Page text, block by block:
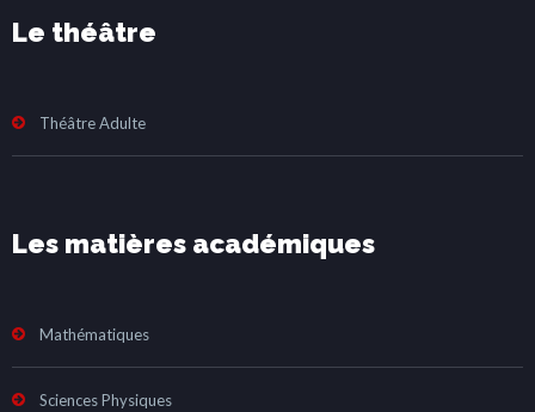
Le théâtre
Théâtre Adulte
Les matières académiques
Mathématiques
Sciences Physiques